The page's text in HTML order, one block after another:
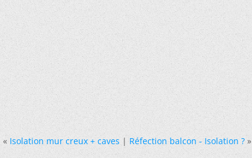
« Isolation mur creux + caves|Réfection balcon - Isolation ? »